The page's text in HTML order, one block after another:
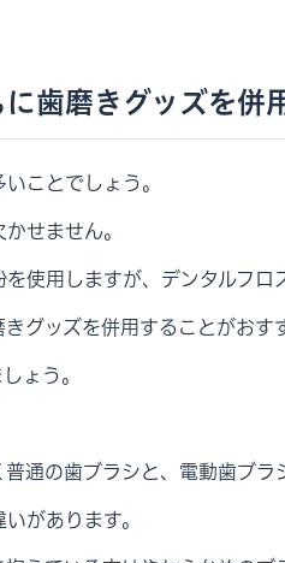
歯磨きグッズを併
ことでしょう。
せません。
使用しますが、デンタルフロ
グッズを併用することがおす
ょう。
通の歯ブラシと、電動歯ブラ
があります。